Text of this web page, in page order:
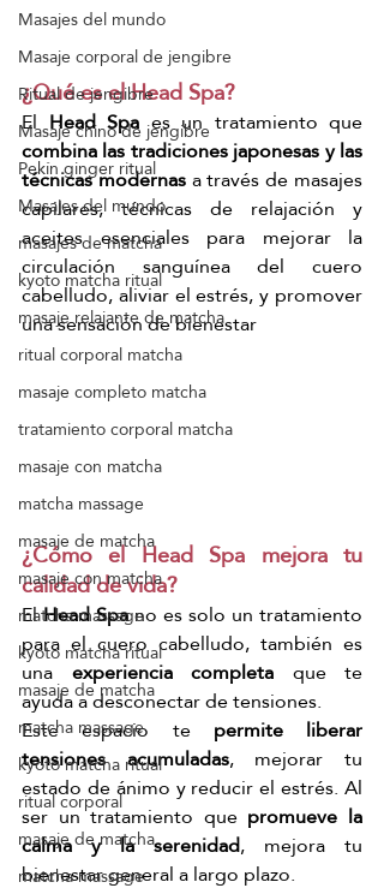
Masajes del mundo
Masaje corporal de jengibre
Ritual de jengibre
Masaje chino de jengibre
Pekín ginger ritual
Masajes del mundo
masajes de matcha
kyoto matcha ritual
masaje relajante de matcha
ritual corporal matcha
masaje completo matcha
tratamiento corporal matcha
masaje con matcha
matcha massage
masaje de matcha
masaje con matcha
matcha massage
kyoto matcha ritual
masaje de matcha
matcha massage
kyoto matcha ritual
ritual corporal
masaje de matcha
matcha massage
¿Qué es el Head Spa?
El Head Spa
combina las tradiciones japonesas y las
técnicas modernas a través de masajes
capilares, técnicas de relajación y
aceites esenciales para mejorar la
circulación sanguínea del cuero
cabelludo, aliviar el estrés, y promover
una sensación de bienestar
¿Cómo el Head Spa mejora tu
calidad de vida?
El Head Spa no es solo un tratamiento
para el cuero cabelludo, también es
una experiencia completa que te
ayuda a desconectar de tensiones.
Este espacio te permite liberar
tensiones acumuladas, mejorar tu
estado de ánimo y reducir el estrés. Al
ser un tratamiento que promueve la
calma y la serenidad, mejora tu
bienestar general a largo plazo.